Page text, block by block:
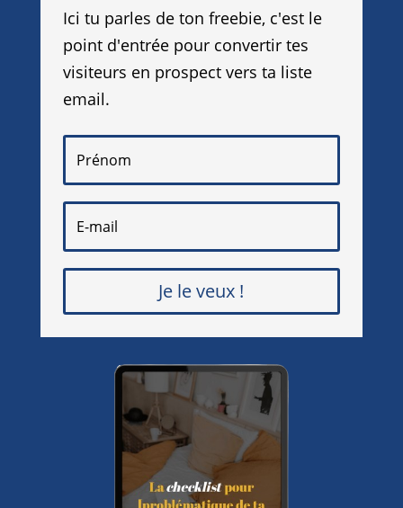
Ici tu parles de ton freebie, c'est le
point d'entrée pour convertir tes
visiteurs en prospect vers ta liste
email.
Je le veux !